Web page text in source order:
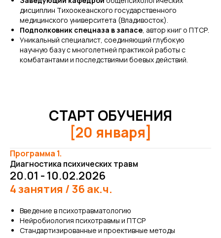
дисциплин Тихоокеанского государственного
медицинского университета (Владивосток).
Подполковник спецназа в запасе , автор книг о ПТСР.
Уникальный специалист, соединяющий глубокую
научную базу с многолетней практикой работы с
комбатантами и последствиями боевых действий.
СТАРТ ОБУЧЕНИЯ
[20 января]
Программа 1.
Диагностика психических травм
20.01 - 10.02.2026
4 занятия / 36 ак.ч.
Введение в психотравматологию
Нейробиология психотравмы и ПТСР
Стандартизированные и проективные методы